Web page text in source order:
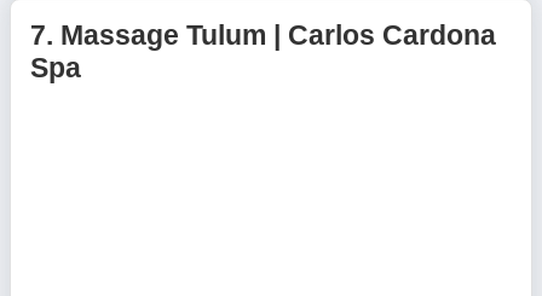
7. Massage Tulum | Carlos Cardona
Spa